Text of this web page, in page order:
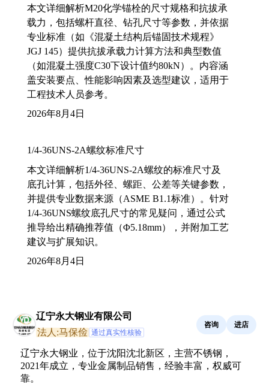
本文详细解析M20化学锚栓的尺寸规格和抗拔承
载力，包括螺杆直径、钻孔尺寸等参数，并依据
专业标准（如《混凝土结构后锚固技术规程》
JGJ 145）提供抗拔承载力计算方法和典型数值
（如混凝土强度C30下设计值约80kN）。内容涵
盖安装要点、性能影响因素及选型建议，适用于
工程技术人员参考。
2026年8月4日
1/4-36UNS-2A螺纹标准尺寸
本文详细解析1/4-36UNS-2A螺纹的标准尺寸及
底孔计算，包括外径、螺距、公差等关键参数，
并提供专业数据来源（ASME B1.1标准）。针对
1/4-36UNS螺纹底孔尺寸的常见疑问，通过公式
推导给出精确推荐值（Φ5.18mm），并附加工艺
建议与扩展知识。
2026年8月4日
辽宁永大钢业有限公司
法人:马保俭 通过真实性核验
咨询 进店
辽宁永大钢业，位于沈阳沈北新区，主营不锈钢，
2021年成立，专业金属制品销售，经验丰富，权威可
靠。